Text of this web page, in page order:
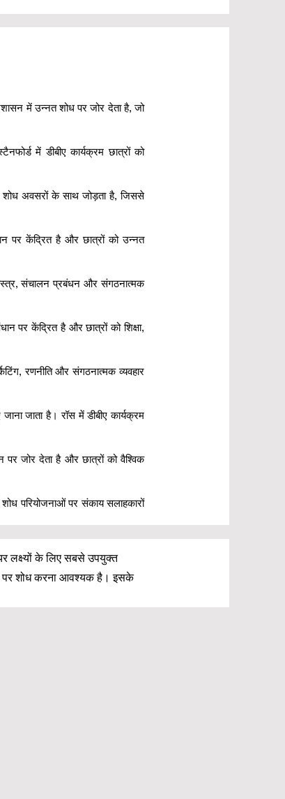
में उन्नत शोध पर जोर देता है, जो
में डीबीए कार्यक्रम छात्रों को
शोध अवसरों के साथ जोड़ता है, जिससे
पर केंद्रित है और छात्रों को उन्नत
संचालन प्रबंधन और संगठनात्मक
पर केंद्रित है और छात्रों को शिक्षा,
रणनीति और संगठनात्मक व्यवहार
जाता है। रॉस में डीबीए कार्यक्रम
जोर देता है और छात्रों को वैश्विक
परियोजनाओं पर संकाय सलाहकारों
लक्ष्यों के लिए सबसे उपयुक्त
पर शोध करना आवश्यक है। इसके